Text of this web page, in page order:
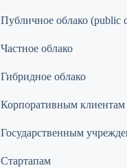
Публичное облако (public
Частное облако
Гибридное облако
Корпоративным клиентам
Государственным
Стартапам